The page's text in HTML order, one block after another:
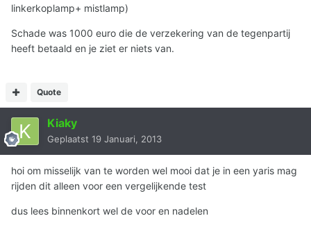
linkerkoplamp+ mistlamp)
Schade was 1000 euro die de verzekering van de tegenpartij
heeft betaald en je ziet er niets van.
Quote
Kiaky
Geplaatst 19 Januari, 2013
hoi om misselijk van te worden wel mooi dat je in een yaris mag
rijden dit alleen voor een vergelijkende test
dus lees binnenkort wel de voor en nadelen